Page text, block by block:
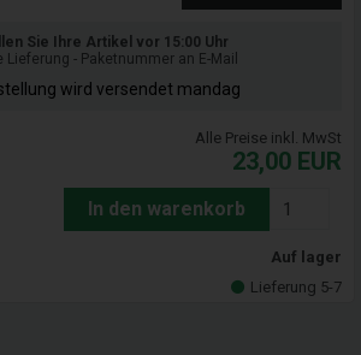
Sie Ihre Artikel vor 15:00 Uhr
Lieferung - Paketnummer an E-Mail
wird versendet mandag
Alle Preise inkl. MwSt
23,00 EUR
In den warenkorb
Auf lager
Lieferung 5-7